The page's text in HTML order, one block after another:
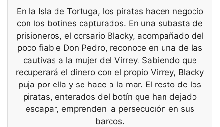
En la Isla de Tortuga, los piratas hacen negocio
con los botines capturados. En una subasta de
prisioneros, el corsario Blacky, acompañado del
poco fiable Don Pedro, reconoce en una de las
cautivas a la mujer del Virrey. Sabiendo que
recuperará el dinero con el propio Virrey, Blacky
puja por ella y se hace a la mar. El resto de los
piratas, enterados del botín que han dejado
escapar, emprenden la persecución en sus
barcos.